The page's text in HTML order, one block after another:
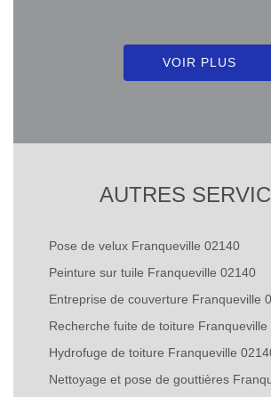
VOIR PLUS
AUTRES
Pose de velux Franqueville 02140
Peinture sur tuile Franqueville 02140
Entreprise de couverture Franqueville
Recherche fuite de toiture Franqueville
Hydrofuge de toiture Franqueville
Nettoyage et pose de gouttières